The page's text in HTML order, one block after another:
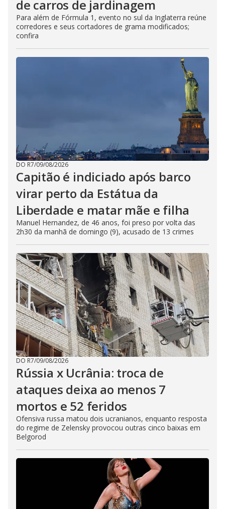
de carros de jardinagem
Para além de Fórmula 1, evento no sul da Inglaterra reúne
corredores e seus cortadores de grama modificados;
confira
DO R7/09/08/2026
Capitão é indiciado após barco
virar perto da Estátua da
Liberdade e matar mãe e filha
Manuel Hernandez, de 46 anos, foi preso por volta das
2h30 da manhã de domingo (9), acusado de 13 crimes
DO R7/09/08/2026
Rússia x Ucrânia: troca de
ataques deixa ao menos 7
mortos e 52 feridos
Ofensiva russa matou dois ucranianos, enquanto resposta
do regime de Zelensky provocou outras cinco baixas em
Belgorod